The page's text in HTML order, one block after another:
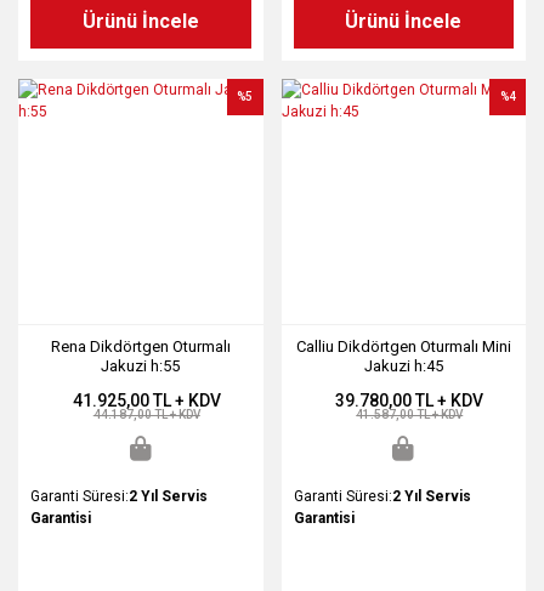
Ürünü İncele Ürünü İncele
Rena Dikdörtgen Oturmalı
Jakuzi h:55
%5
41.925,00 TL + KDV
44.187,00 TL + KDV
Garanti Süresi:2 Yıl Servis
Garantisi
Calliu Dikdörtgen Oturmalı Mini
Jakuzi h:45
%4
39.780,00 TL + KDV
41.587,00 TL + KDV
Garanti Süresi:2 Yıl Servis
Garantisi